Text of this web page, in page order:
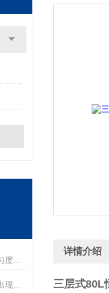
如何处理可程式恒温恒湿试验箱出现滴水的情况
详情介绍
三层式80L